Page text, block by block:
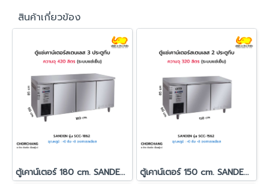
สินค้าเกี่ยวข้อง
ตู้เคาน์เตอร์ 180 cm. SANDEN รุ่น SCC-1862 ตู้เคาน์เตอร์ 150 cm. SANDEN รุ่น SCC-1562